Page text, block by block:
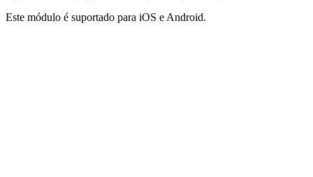
Este módulo é suportado para iOS e Android.